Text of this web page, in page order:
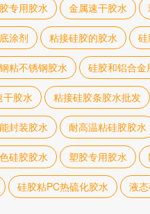
专用胶水 金属速干胶水
涂剂 粘接硅胶的胶水
粘不锈钢胶水 硅胶和铝合金
干胶水 粘接硅胶条胶水批发
封装胶水 耐高温粘硅胶胶水
硅胶胶水 塑胶专用胶水
硅胶粘PC热硫化胶水 液